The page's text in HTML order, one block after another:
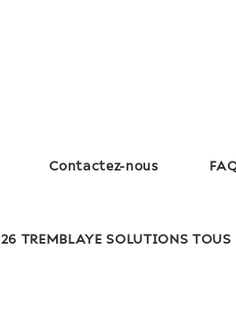
Contactez-nous
TREMBLAYE SOLUTIONS TOUS